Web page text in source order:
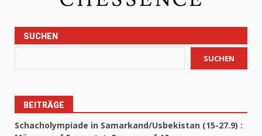
SUCHEN
SUCHEN
BEITRÄGE
Schacholympiade in Samarkand/Usbekistan (15-27.9) :